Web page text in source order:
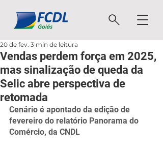
Vendas perdem força em 2025,
mas sinalização de queda da
Selic abre perspectiva de
retomada
20 de fev. 3 min de leitura
Cenário é apontado da edição de
fevereiro do relatório Panorama do
Comércio, da CNDL